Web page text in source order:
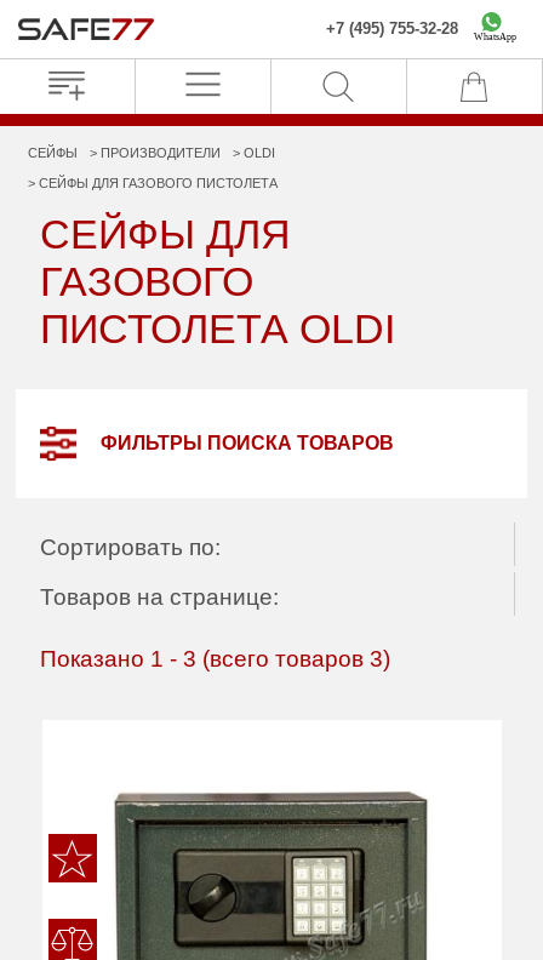
+7 (495) 755-32-28 WhatsApp
СЕЙФЫ ПРОИЗВОДИТЕЛИ OLDI
СЕЙФЫ ДЛЯ ГАЗОВОГО ПИСТОЛЕТА
СЕЙФЫ ДЛЯ
ГАЗОВОГО
ПИСТОЛЕТА OLDI
ФИЛЬТРЫ ПОИСКА ТОВАРОВ
Сортировать по:
Товаров на странице:
Показано 1 -3 (всего товаров 3)